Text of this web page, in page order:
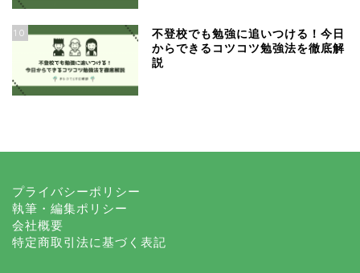
10
不登校でも勉強に追いつける！今日
からできるコツコツ勉強法を徹底解
説
プライバシーポリシー
執筆・編集ポリシー
会社概要
特定商取引法に基づく表記